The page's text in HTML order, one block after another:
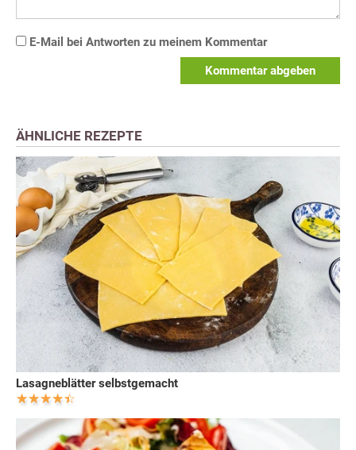
E-Mail bei Antworten zu meinem Kommentar
Kommentar abgeben
ÄHNLICHE REZEPTE
Lasagneblätter selbstgemacht